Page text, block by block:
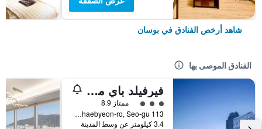
شاهد أرخص الفنادق في بوسان
الفنادق الموصى بها
فيرفيلد باي ماريوت بوسان سونجدو بيتش
تقييم فئة 3ممتاز 8.9
113 Songdohaebyeon-ro, Seo-gu, بوسان, كوريا الجنوبية
3.4 كيلومتر عن وسط المدينة